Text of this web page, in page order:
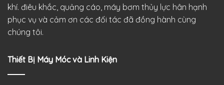
khí. điêu khắc, quảng cáo, máy bơm thủy lực hân hạnh
phục vụ và cảm ơn các đối tác đã đồng hành cùng
chúng tôi.
Thiết Bị Máy Móc và Linh Kiện